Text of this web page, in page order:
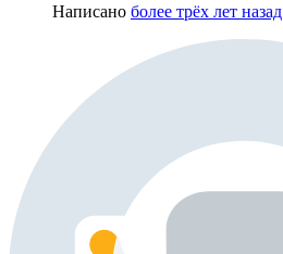
Написано более трёх лет назад